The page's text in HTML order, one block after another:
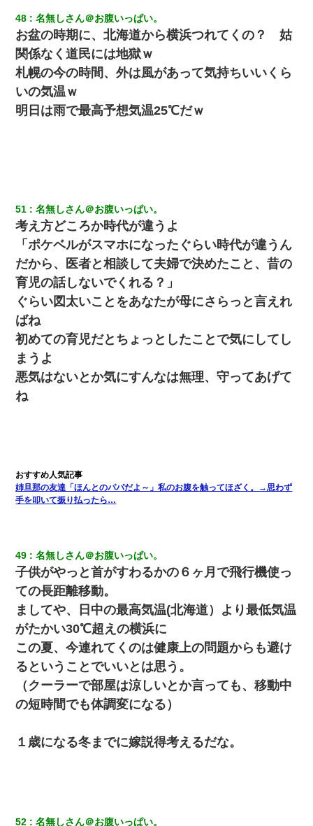
昨日37歳のおばさんと行為したんだけどめちゃくちゃだった
高1のとき男に襲われ、不妊の叔母に頼まれて出産。→叔母夫婦が
養子縁組してアメリカに子供を連れ帰った。→9・11で叔母夫婦が
亡くなってしまい…
子供の頃、母の弟にイタズラされてて中学に入ってから関係を持
ってしまった。拒絶したら「全部バラしてやる」と脅迫されたの
で両親に全部話した。
ＤＮＡ検査『血縁関係０％』旦那「やっぱり托卵だったんだ…」
嫁「本当に身に覚えがない」「なにかの間違いだ！取り違え
だ！」→ 嫁「あっ」
ワイ144kg彼女98kgデブカップル、1年間毎日行為しまくった結
果
【画像】女上司(30)「終電なくなったね…部屋くる？」ワイ「行
きます！」
クラスで一人無口で誰とも話さない男子がいた。→修学旅行に来
なかったその男子に女子達がお土産を渡した。5分後…
い）
ワイアラサー主婦、昨晩久しぶりに夫と致した結果ｗｗｗｗｗ
48 名無しさん＠お腹いっぱい。
お盆の時期に、北海道から横浜つれてくの？ 姑
関係なく道民には地獄ｗ
札幌の今の時間、外は風があって気持ちいいくら
いの気温ｗ
明日は雨で最高予想気温25℃だｗ
51 名無しさん＠お腹いっぱい。
考え方どころか時代が違うよ
「ポケベルがスマホになったぐらい時代が違うん
だから、医者と相談して夫婦で決めたこと、昔の
育児の話しないでくれる？」
ぐらい図太いことをあなたが母にさらっと言えれ
ばね
初めての育児だとちょっとしたことで気にしてし
まうよ
悪気はないとか気にすんなは無理、守ってあげて
ね
姉旦那の友達「ほんとのパパだよ～」私のお腹を触ってほざく。→思わず
手を叩いて振り払ったら…
49 名無しさん＠お腹いっぱい。
子供がやっと首がすわるかの６ヶ月で飛行機使っ
ての長距離移動。
ましてや、日中の最高気温(北海道）より最低気温
がたかい30℃超えの横浜に
この夏、今連れてくのは健康上の問題からも避け
るということでいいとは思う。
（クーラーで部屋は涼しいとか言っても、移動中
の短時間でも体調変になる）
１歳になる冬までに嫁説得考えるだな。
52 名無しさん＠お腹いっぱい。